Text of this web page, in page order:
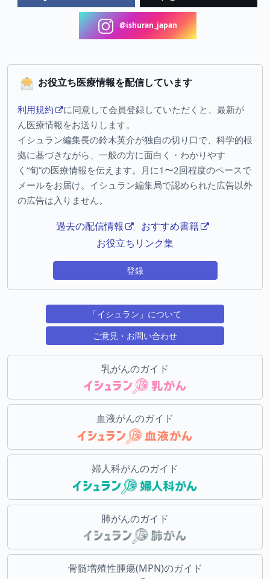
@ishuran_japan
お役立ち医療情報を配信しています
利用規約
に同意して会員登録していただくと、最新が
ん医療情報をお送りします。
イシュラン編集長の鈴木英介が独自の切り口で、科学的根
拠に基づきながら、一般の方に面白く・わかりやす
く“旬”の医療情報を伝えます。月に1〜2回程度のペースで
メールをお届け。イシュラン編集局で認められた広告以外
の広告は入りません。
過去の配信情報
おすすめ書籍
お役立ちリンク集
登録
「イシュラン」について
ご意見・お問い合わせ
乳がんのガイド
血液がんのガイド
婦人科がんのガイド
肺がんのガイド
骨髄増殖性腫瘍(MPN)のガイド